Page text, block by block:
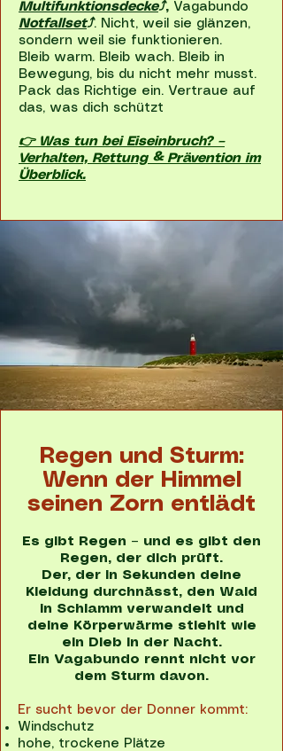
Multifunktionsdecke⤴, Vagabundo
Notfallset⤴. Nicht, weil sie glänzen,
sondern weil sie funktionieren.
Bleib warm. Bleib wach. Bleib in
Bewegung, bis du nicht mehr musst.
Pack das Richtige ein. Vertraue auf
das, was dich schützt
👉 Was tun bei Eiseinbruch? –
Verhalten, Rettung & Prävention im
Überblick.
Regen und Sturm:
Wenn der Himmel
seinen Zorn entlädt
Es gibt Regen – und es gibt den
Regen, der dich prüft.
Der, der in Sekunden deine
Kleidung durchnässt, den Wald
in Schlamm verwandelt und
deine Körperwärme stiehlt wie
ein Dieb in der Nacht.
Ein Vagabundo rennt nicht vor
dem Sturm davon.
Er sucht bevor der Donner kommt:
Windschutz
hohe, trockene Plätze